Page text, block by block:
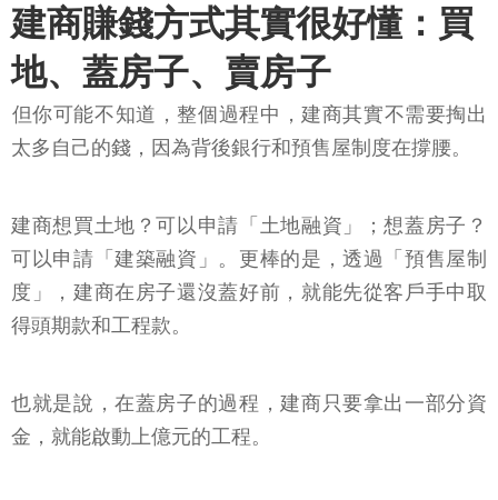
建商賺錢方式其實很好懂：買
地、蓋房子、賣房子
​但你可能不知道，整個過程中，建商其實不需要掏出
太多自己的錢，因為背後銀行和預售屋制度在撐腰。
建商想買土地？可以申請「土地融資」；想蓋房子？
可以申請「建築融資」。更棒的是，透過「預售屋制
度」，建商在房子還沒蓋好前，就能先從客戶手中取
得頭期款和工程款。
也就是說，在蓋房子的過程，建商只要拿出一部分資
金，就能啟動上億元的工程。